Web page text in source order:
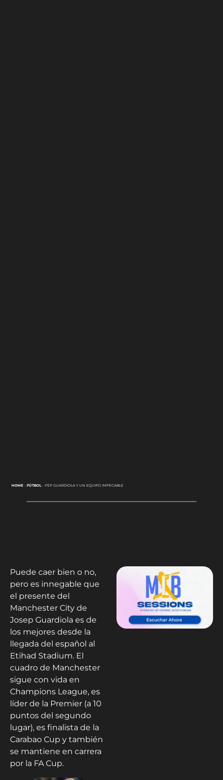
HOME- FÚTBOL- PEP GUARDIOLA Y UN EQUIPO IMPECABLE
Puede caer bien o no,
pero es innegable que
el presente del
Manchester City de
Josep Guardiola es de
los mejores desde la
llegada del español al
Etihad Stadium. El
cuadro de Manchester
sigue con vida en
Champions League, es
líder de la Premier (a 10
puntos del segundo
lugar), es finalista de la
Carabao Cup y también
se mantiene en carrera
por la FA Cup.